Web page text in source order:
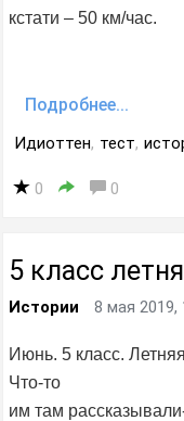
кстати – 50 км/час.
Подробнее...
Идиоттен, тест,
0 0
5 класс
Истории 8 мая 2019,
Июнь. 5 класс.
Что-то
им там